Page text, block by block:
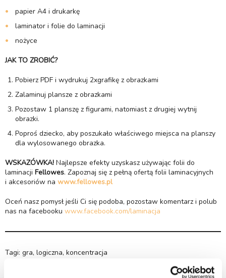
papier A4 i drukarkę
laminator i folie do laminacji
nożyce
JAK TO ZROBIĆ?
Pobierz PDF i wydrukuj 2xgrafikę z obrazkami
Zalaminuj plansze z obrazkami
Pozostaw 1 planszę z figurami, natomiast z drugiej wytnij
obrazki.
Poproś dziecko, aby poszukało właściwego miejsca na planszy
dla wylosowanego obrazka.
WSKAZÓWKA! Najlepsze efekty uzyskasz używając folii do
laminacji Fellowes. Zapoznaj się z pełną ofertą folii laminacyjnych
i akcesoriów na www.fellowes.pl
Oceń nasz pomysł jeśli Ci się podoba, pozostaw komentarz i polub
nas na facebooku www.facebook.com/laminacja
Tagi: gra, logiczna, koncentracja